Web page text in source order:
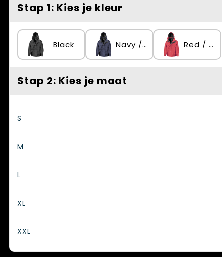
Veiligheid, Auto en Fiets
Stap 1: Kies je kleur
Black Navy / Black Red / Black
Stap 2: Kies je maat
S
M
L
XL
XXL